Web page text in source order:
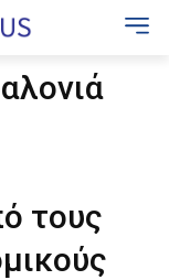
τους